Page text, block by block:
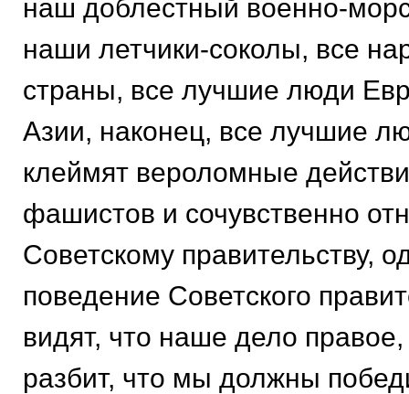
наш доблестный военно-
наши летчики-соколы, все
страны, все лучшие люди
Азии, наконец, все лучшие
клеймят вероломные
фашистов и сочувственно
Советскому правительству,
поведение Советского
видят, что наше дело правое,
разбит, что мы должны